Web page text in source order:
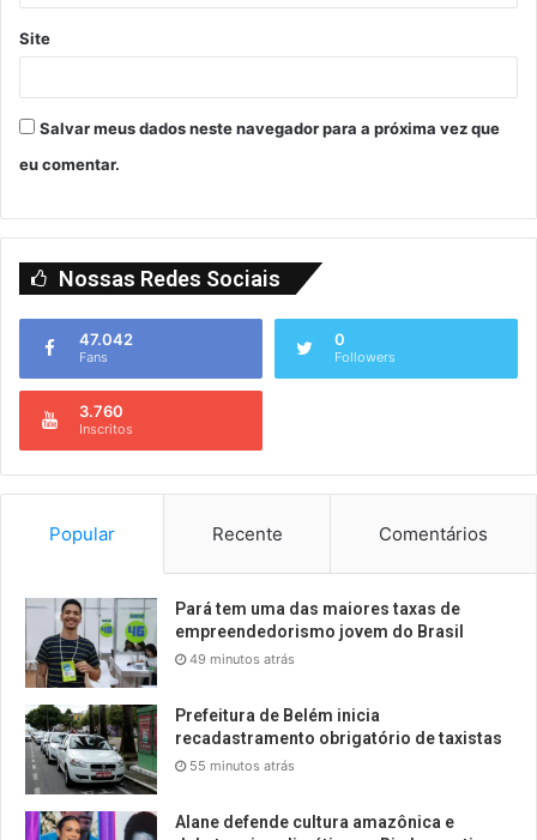
Site
Salvar meus dados neste navegador para a próxima vez que
eu comentar.
Nossas Redes Sociais
47.042
Fans
0
Followers
3.760
Inscritos
Popular Recente Comentários
Pará tem uma das maiores taxas de
empreendedorismo jovem do Brasil
49 minutos atrás
Prefeitura de Belém inicia
recadastramento obrigatório de taxistas
55 minutos atrás
Alane defende cultura amazônica e